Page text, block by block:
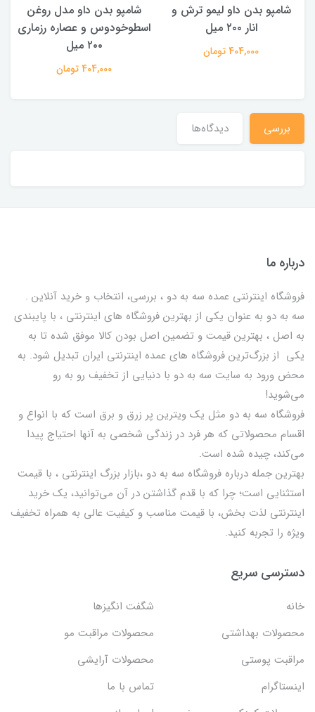
شامپو بدن داو لیمو ترش و
انار ۲۰۰ میل
404,000 تومان
شامپو بدن ‌داو مدل روغن
اسطوخودوس و عصاره رزماری
۲۰۰ میل
404,000 تومان
بررسی دیدگاه‌ها
درباره ما
فروشگاه اینترنتی عمده سه به دو ، بررسی، انتخاب و خرید آنلاین .
سه به دو به عنوان یکی از بهترين فروشگاه های اینترنتی ، با پایبندی
به اصل ، بهترين قيمت و تضمین اصل‌ بودن کالا موفق شده تا به
يكي از بزرگ‌ترين فروشگاه هاي عمده اینترنتی ایران تبدیل شود. به
محض ورود به سایت سه به دو با دنیایی از تخفيف رو به رو
می‌شوید!
فروشگاه سه به دو مثل یک ویترین پر زرق و برق است که با انواع و
اقسام محصولاتی که هر فرد در زندگی شخصی به آنها احتیاج پیدا
می‌کند، چیده شده است.
بهترين جمله درباره فروشگاه سه به دو ،بازار بزرگ اینترنتی ، با قيمت
استثنايي است؛ چرا که با قدم گذاشتن در آن می‌توانید، یک خرید
اینترنتی لذت بخش، با قیمت مناسب و کیفیت عالی به همراه تخفیف
ویژه را تجربه کنید.
دسترسی سریع
خانه
شگفت انگيزها
محصولات بهداشتي
محصولات مراقبت مو
مراقبت پوستی
محصولات آرایشی
اینستاگرام
تماس با ما